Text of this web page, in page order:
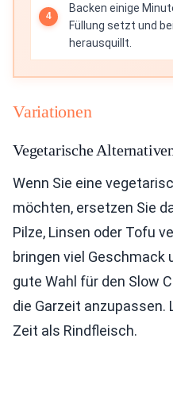
Backen einige
Füllung setzt und
herausquillt.
Variationen
Vegetarische
Wenn Sie eine
möchten, ersetzen Sie
Pilze, Linsen oder Tofu
bringen viel Geschmack
gute Wahl für den Slow
die Garzeit anzupassen.
Zeit als Rindfleisch.